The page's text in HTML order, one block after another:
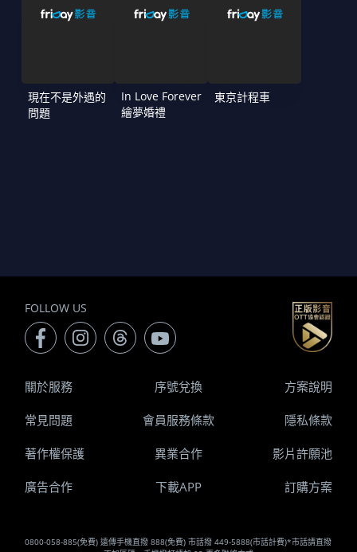
現在不是外遇的
問題
In Love Forever
繪夢婚禮
東京計程車
FOLLOW US
0800-058-885(免費) 遠傳手機直撥 888(免費) 市話撥 449-5888(市話計費)*市話請直撥
關於服務 序號兌換 方案說明
常見問題 會員服務條款 隱私條款
著作權保護 異業合作 影片許願池
廣告合作 下載APP 訂購方案